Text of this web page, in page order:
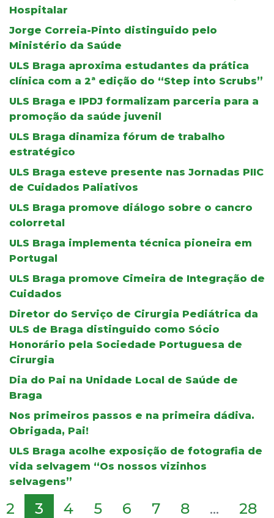
Hospitalar
Jorge Correia-Pinto distinguido pelo
Ministério da Saúde
ULS Braga aproxima estudantes da prática
clínica com a 2ª edição do “Step into Scrubs”
ULS Braga e IPDJ formalizam parceria para a
promoção da saúde juvenil
ULS Braga dinamiza fórum de trabalho
estratégico
ULS Braga esteve presente nas Jornadas PIIC
de Cuidados Paliativos
ULS Braga promove diálogo sobre o cancro
colorretal
ULS Braga implementa técnica pioneira em
Portugal
ULS Braga promove Cimeira de Integração de
Cuidados
Diretor do Serviço de Cirurgia Pediátrica da
ULS de Braga distinguido como Sócio
Honorário pela Sociedade Portuguesa de
Cirurgia
Dia do Pai na Unidade Local de Saúde de
Braga
Nos primeiros passos e na primeira dádiva.
Obrigada, Pai!
ULS Braga acolhe exposição de fotografia de
vida selvagem “Os nossos vizinhos
selvagens”
2 3 4 5 6 7 8 ... 28